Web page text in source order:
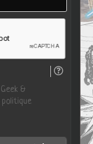
i
t
Geek &
politique